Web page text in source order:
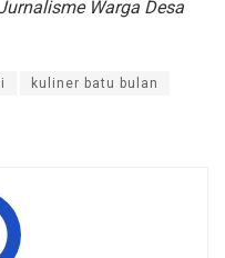
Warga Desa
kuliner batu bulan